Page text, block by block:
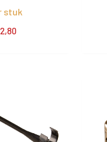
stuk
2,80